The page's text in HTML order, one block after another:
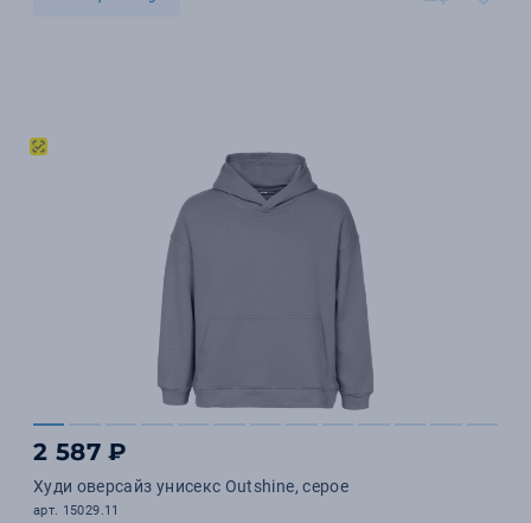
2 587 ₽
Худи оверсайз унисекс Outshine, серое
арт. 15029.11